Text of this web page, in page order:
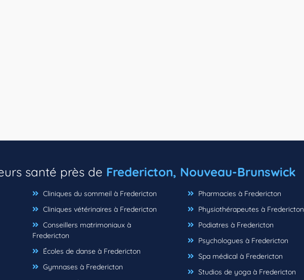
santé près de Fredericton, Nouveau-Brunswick
Cliniques du sommeil à Fredericton
Cliniques vétérinaires à Fredericton
Conseillers matrimoniaux à
Fredericton
Écoles de danse à Fredericton
Gymnases à Fredericton
Pharmacies à Fredericton
Physiothérapeutes à Fredericton
Podiatres à Fredericton
Psychologues à Fredericton
Spa médical à Fredericton
Studios de yoga à Fredericton